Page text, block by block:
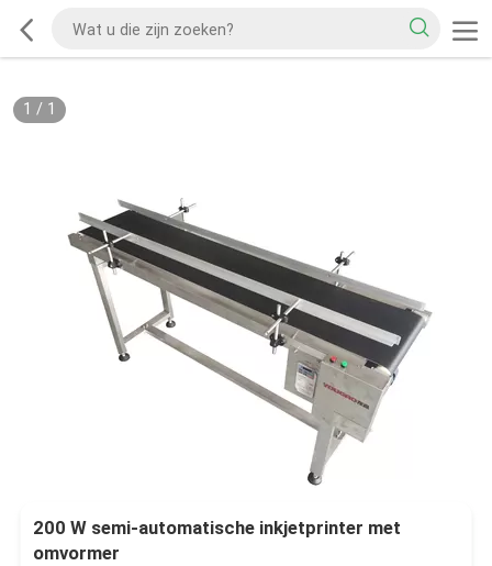
1 / 1
200 W semi-automatische inkjetprinter met
omvormer